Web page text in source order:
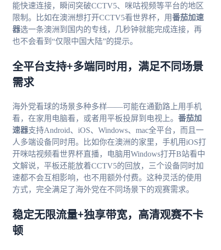
能快速连接，瞬间突破CCTV5、咪咕视频等平台的地区
限制。比如在澳洲想打开CCTV5看世界杯，用番茄加速
器选一条澳洲到国内的专线，几秒钟就能完成连接，再
也不会看到“仅限中国大陆”的提示。
全平台支持+多端同时用，满足不同场景
需求
海外党看球的场景多种多样——可能在通勤路上用手机
看，在家用电脑看，或者用平板投屏到电视上。 番茄加
速器支持Android、iOS、Windows、mac全平台，而且一
人多端设备同时用。比如你在澳洲的家里，手机用iOS打
开咪咕视频看世界杯直播，电脑用Windows打开B站看中
文解说，平板还能放着CCTV5的回放，三个设备同时加
速都不会互相影响，也不用额外付费。这种灵活的使用
方式，完全满足了海外党在不同场景下的观赛需求。
稳定无限流量+独享带宽，高清观赛不卡
顿